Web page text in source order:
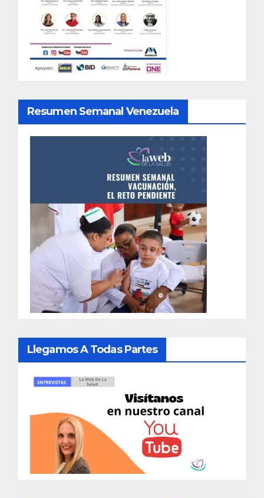
Resumen Semanal Venezuela
Llegamos A Todas Partes